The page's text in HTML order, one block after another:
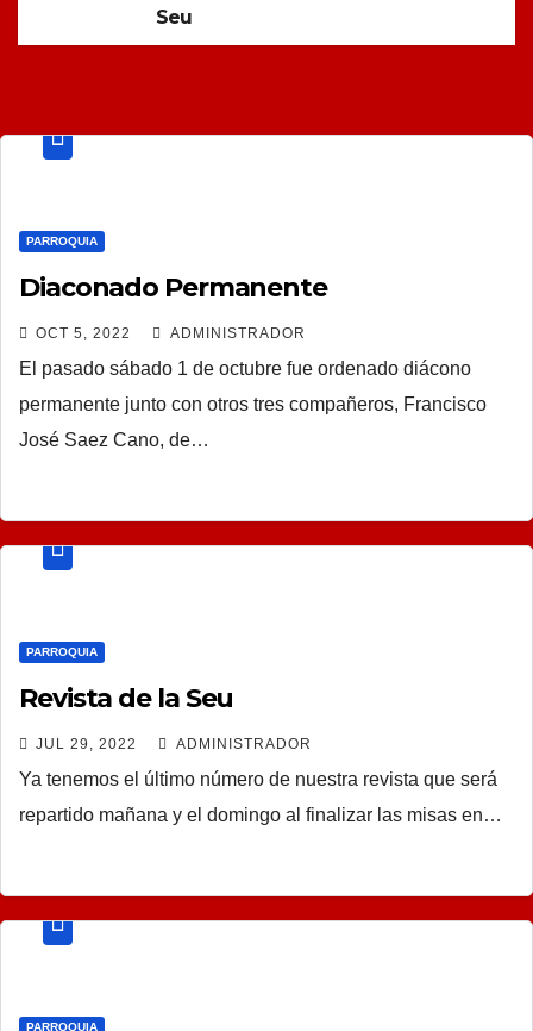
Seu
PARROQUIA
Diaconado Permanente
OCT 5, 2022 ADMINISTRADOR
El pasado sábado 1 de octubre fue ordenado diácono
permanente junto con otros tres compañeros, Francisco
José Saez Cano, de…
PARROQUIA
Revista de la Seu
JUL 29, 2022 ADMINISTRADOR
Ya tenemos el último número de nuestra revista que será
repartido mañana y el domingo al finalizar las misas en…
PARROQUIA